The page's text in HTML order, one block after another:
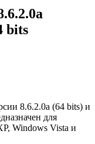
bits
8.6.2.0a (64 bits) и
для
Windows Vista и